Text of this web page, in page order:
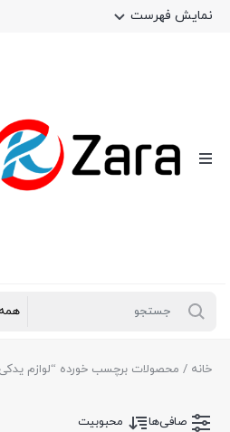
نمایش فهرست
خانه / محصولات برچسب خورده “لوازم
صافی‌ها محبوبیت